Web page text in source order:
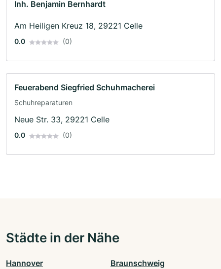
Inh. Benjamin Bernhardt
Am Heiligen Kreuz 18, 29221 Celle
0.0 (0)
Feuerabend Siegfried Schuhmacherei
Schuhreparaturen
Neue Str. 33, 29221 Celle
0.0 (0)
Städte in der Nähe
Hannover Braunschweig